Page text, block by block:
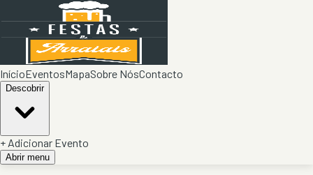
InícioEventosMapaSobre NósContacto
Descobrir
+ Adicionar Evento
Abrir menu